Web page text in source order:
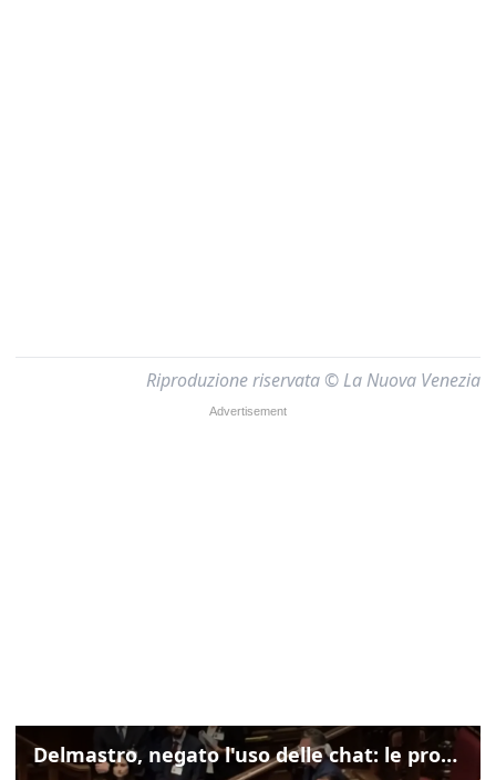
Riproduzione riservata © La Nuova Venezia
Delmastro, negato l'uso delle chat: le proteste di Avs e M5s